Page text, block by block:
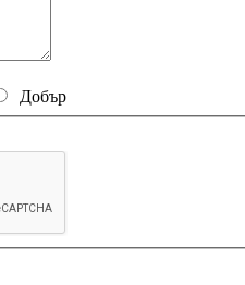
Добър